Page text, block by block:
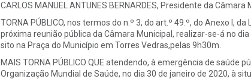
CARLOS MANUEL ANTUNES BERNARDES, Presidente da
TORNA PÚBLICO, nos termos do n.º 3, do art.º 49.º, do Anexo I,
próxima reunião pública da Câmara Municipal, realizar-se-á no
sito na Praça do Município em Torres Vedras,pelas 9h30m.
MAIS TORNA PÚBLICO QUE atendendo, à emergência de saúde
Organização Mundial de Saúde, no dia 30 de janeiro de 2020, à